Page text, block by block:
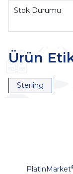
Stok Durumu
Ürün
Sterling
PlatinMarket